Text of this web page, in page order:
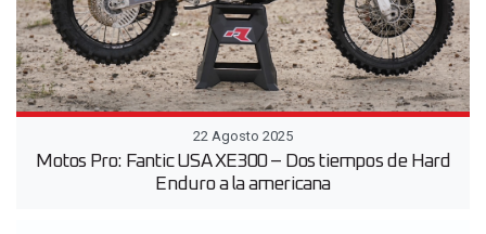
22 Agosto 2025
Motos Pro: Fantic USA XE300 – Dos tiempos de Hard
Enduro a la americana